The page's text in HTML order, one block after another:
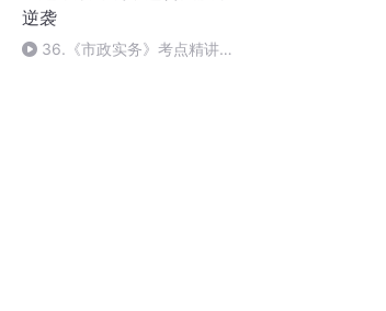
逆袭
36.《市政实务》考点精讲第